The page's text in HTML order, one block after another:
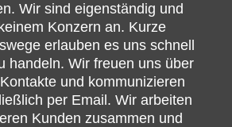
Wir sind eigenständig und
Konzern an. Kurze
erlauben es uns schnell
handeln. Wir freuen uns über
und kommunizieren
per Email. Wir arbeiten
Kunden zusammen und